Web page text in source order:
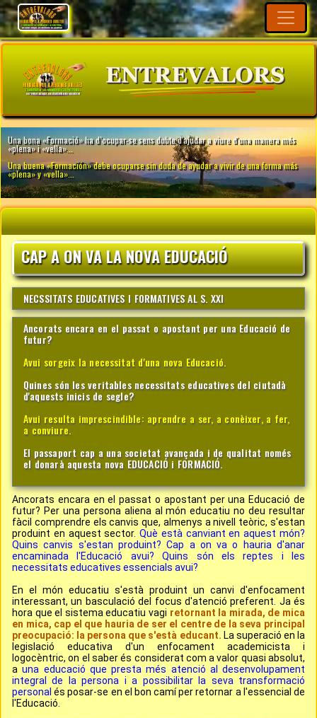
CAP A ON VA LA NOVA EDUCACIÓ
NECSSITATS EDUCATIVES I FORMATIVES AL S. XXI
Ancorats encara en el passat o apostant per una Educació de
futur?
Avui sorgeix la necessitat d'una nova Educació.
Quines són les veritables necessitats educatives del ciutadà
d'aquests inicis de segle?
Avui resulta imprescindible: aprendre a ser, a conèixer, a fer,
a conviure.
El passaport cap a una societat avançada i de qualitat només
el donarà aquesta nova EDUCACIÓ i FORMACIÓ.
Ancorats encara en el passat o apostant per una Educació de
futur? Per una persona aliena al món educatiu no deu resultar
fàcil comprendre els canvis que, almenys a nivell teòric, s'estan
produint en aquest sector.Què està canviant en aquest món?
Quins canvis s'estan produint? Cap a on va o hauria d'anar
encaminada l'Educació avui? Quins són els reptes i les
necessitats educatives essencials avui?
En el món educatiu s'està produint un canvi d'enfocament
interessant, un basculació del focus d'atenció preferent. Ja és
hora que el sistema educatiu vagi retornant la mirada, de mica
en mica, cap el que hauria de ser el centre de la seva principal
preocupació: la persona que s'està educant. La superació en la
legislació educativa d'un enfocament academicista i
logocèntric, on el saber és considerat com a valor quasi absolut,
auna educació que presta més atenció al desenvolupament
integral de la persona i a possibilitar la seva transformació
personal és posar-se en el bon camí per retornar a l'essencial de
l'Educació.